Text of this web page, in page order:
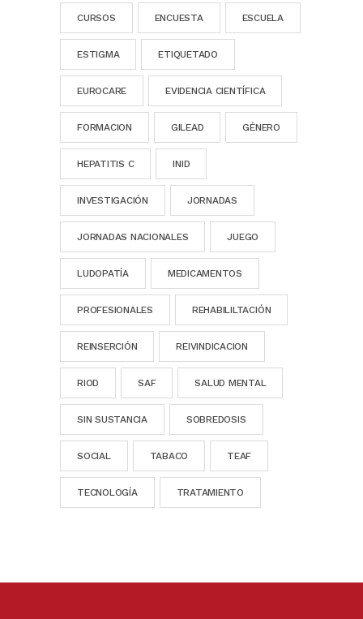
CURSOS ENCUESTA ESCUELA
ESTIGMA ETIQUETADO
EUROCARE EVIDENCIA CIENTÍFICA
FORMACION GILEAD GÉNERO
HEPATITIS C INID
INVESTIGACIÓN JORNADAS
JORNADAS NACIONALES JUEGO
LUDOPATÍA MEDICAMENTOS
PROFESIONALES REHABILILTACIÓN
REINSERCIÓN REIVINDICACION
RIOD SAF SALUD MENTAL
SIN SUSTANCIA SOBREDOSIS
SOCIAL TABACO TEAF
TECNOLOGÍA TRATAMIENTO